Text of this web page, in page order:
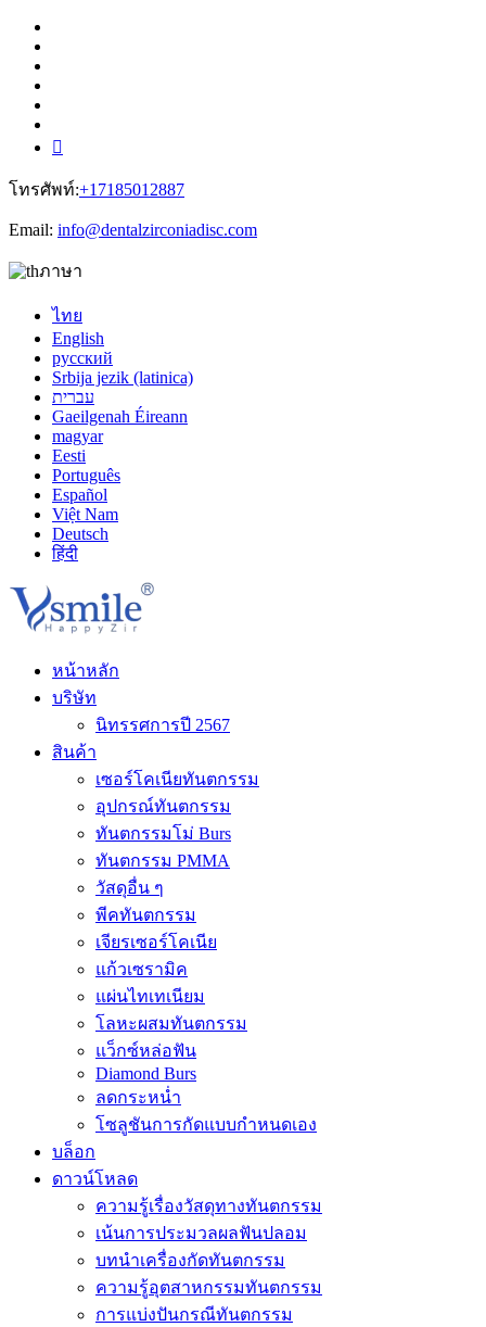
โทรศัพท์:+17185012887
Email: info@dentalzirconiadisc.com
ภาษา
ไทย
English
русский
Srbija jezik (latinica)
עברית
Gaeilgenah Éireann
magyar
Eesti
Português
Español
Việt Nam
Deutsch
हिंदी
หน้าหลัก
บริษัท
นิทรรศการปี 2567
สินค้า
เซอร์โคเนียทันตกรรม
อุปกรณ์ทันตกรรม
ทันตกรรมโม่ Burs
ทันตกรรม PMMA
วัสดุอื่น ๆ
พีคทันตกรรม
เจียรเซอร์โคเนีย
แก้วเซรามิค
แผ่นไทเทเนียม
โลหะผสมทันตกรรม
แว็กซ์หล่อฟัน
Diamond Burs
ลดกระหน่ำ
โซลูชันการกัดแบบกำหนดเอง
บล็อก
ดาวน์โหลด
ความรู้เรื่องวัสดุทางทันตกรรม
เน้นการประมวลผลฟันปลอม
บทนำเครื่องกัดทันตกรรม
ความรู้อุตสาหกรรมทันตกรรม
การแบ่งปันกรณีทันตกรรม